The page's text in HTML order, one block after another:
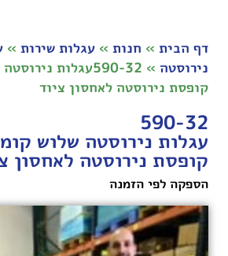
דף הבית » חנות » עגלות שירות »
נירוסטה »
590-32עגלות
קופסת נירוסטה לאחסון ציוד
590-32
עגלות נירוסטה שלוש
קופסת נירוסטה לאחסון
הספקה לפי הזמנה